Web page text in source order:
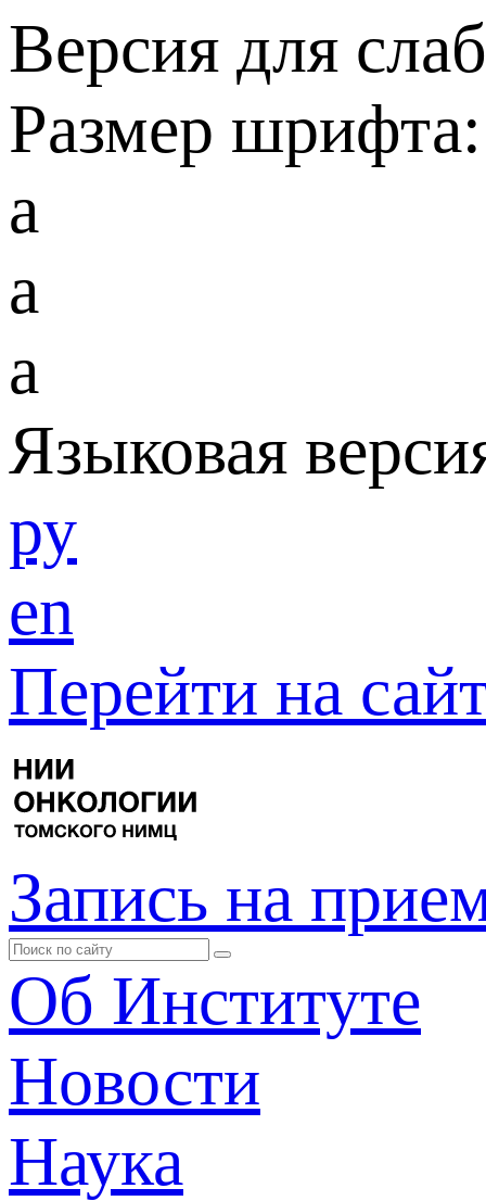
Версия для
Размер шрифта:
a
a
a
Языковая
ру
en
Перейти на
Запись на
Об Институте
Новости
Наука